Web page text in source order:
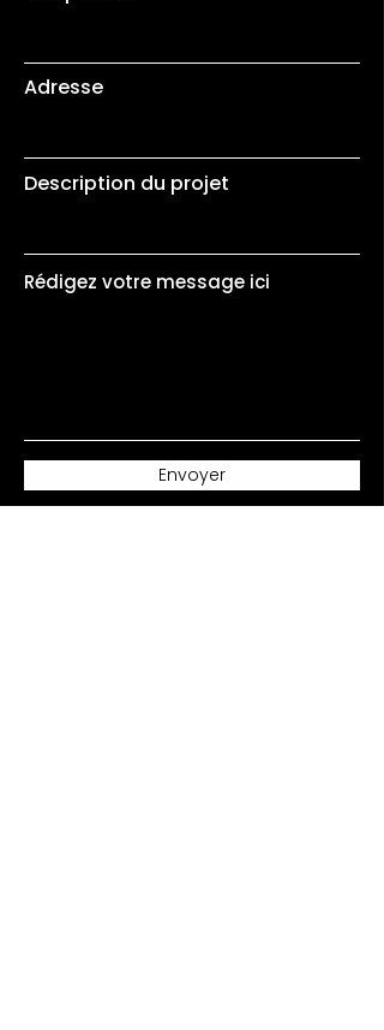
Adresse
Description du projet
Rédigez votre message ici
Envoyer